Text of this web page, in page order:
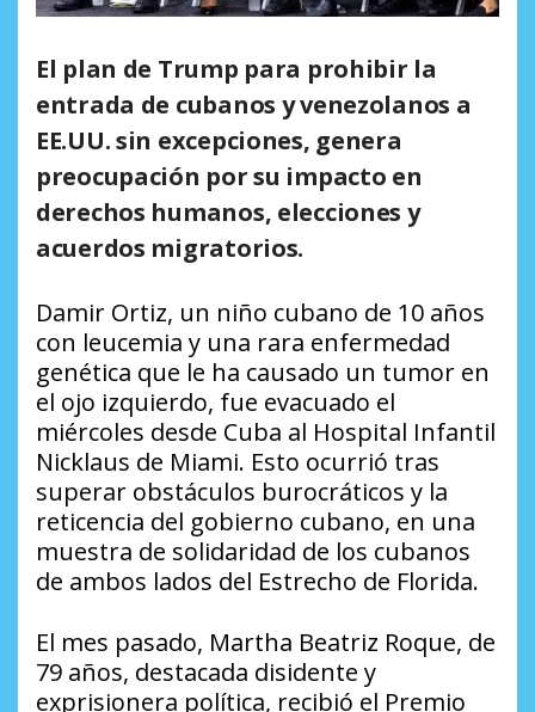
El plan de Trump para prohibir la
entrada de cubanos y venezolanos a
EE.UU. sin excepciones, genera
preocupación por su impacto en
derechos humanos, elecciones y
acuerdos migratorios.
Damir Ortiz, un niño cubano de 10 años
con leucemia y una rara enfermedad
genética que le ha causado un tumor en
el ojo izquierdo, fue evacuado el
miércoles desde Cuba al Hospital Infantil
Nicklaus de Miami. Esto ocurrió tras
superar obstáculos burocráticos y la
reticencia del gobierno cubano, en una
muestra de solidaridad de los cubanos
de ambos lados del Estrecho de Florida.
El mes pasado, Martha Beatriz Roque, de
79 años, destacada disidente y
exprisionera política, recibió el Premio